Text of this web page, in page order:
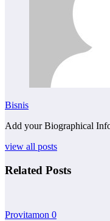
Bisnis
Add your Biographical
view all posts
Related Posts
Provitamon 0